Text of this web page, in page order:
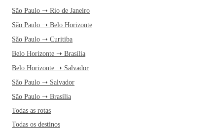
São Paulo ➝ Rio de Janeiro
São Paulo ➝ Belo Horizonte
São Paulo ➝ Curitiba
Belo Horizonte ➝ Brasília
Belo Horizonte ➝ Salvador
São Paulo ➝ Salvador
São Paulo ➝ Brasília
Todas as rotas
Todas os destinos